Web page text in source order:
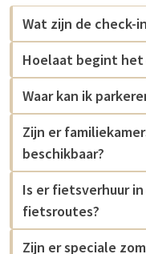
Wat zijn de check-
Hoelaat begint
Waar kan ik
Zijn er
beschikbaar?
Is er fietsverhuur
fietsroutes?
Zijn er speciale